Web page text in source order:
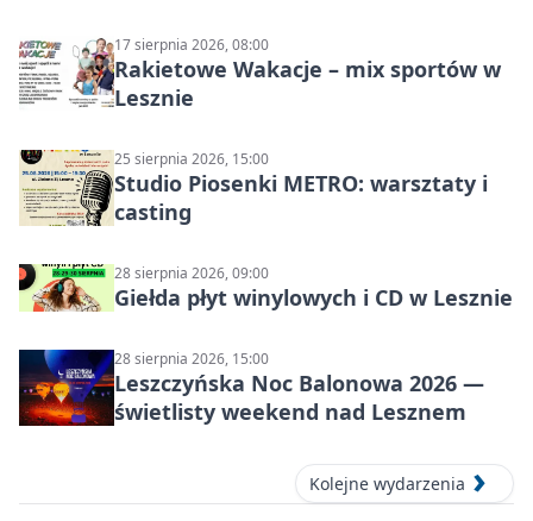
17 sierpnia 2026, 08:00
Rakietowe Wakacje – mix sportów w
Lesznie
25 sierpnia 2026, 15:00
Studio Piosenki METRO: warsztaty i
casting
28 sierpnia 2026, 09:00
Giełda płyt winylowych i CD w Lesznie
28 sierpnia 2026, 15:00
Leszczyńska Noc Balonowa 2026 —
świetlisty weekend nad Lesznem
Kolejne wydarzenia